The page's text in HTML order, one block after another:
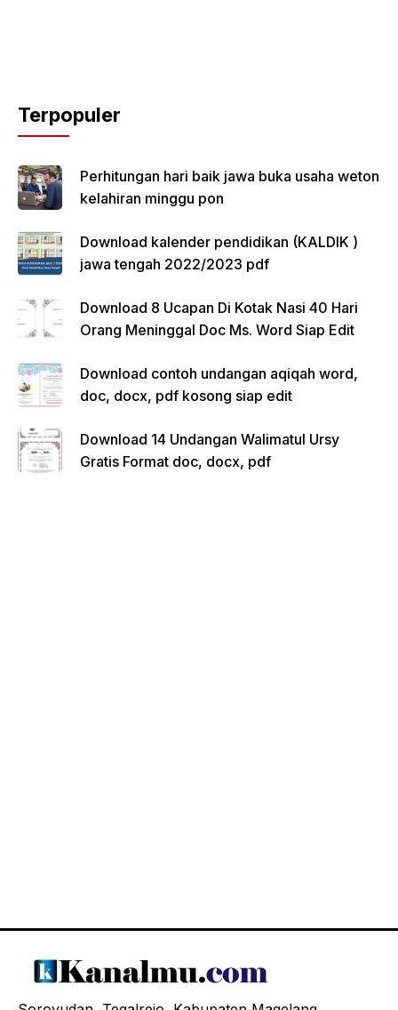
Terpopuler
Perhitungan hari baik jawa buka usaha weton
kelahiran minggu pon
Download kalender pendidikan (KALDIK )
jawa tengah 2022/2023 pdf
Download 8 Ucapan Di Kotak Nasi 40 Hari
Orang Meninggal Doc Ms. Word Siap Edit
Download contoh undangan aqiqah word,
doc, docx, pdf kosong siap edit
Download 14 Undangan Walimatul Ursy
Gratis Format doc, docx, pdf